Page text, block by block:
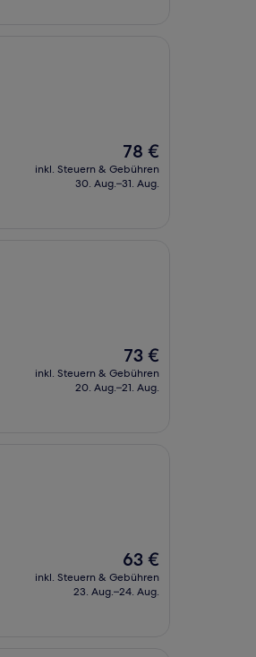
Der
Preis
beträgt
78 €
inkl. Steuern & Gebühren
30. Aug.–31. Aug.
Der
Preis
beträgt
73 €
inkl. Steuern & Gebühren
20. Aug.–21. Aug.
Der
Preis
beträgt
63 €
inkl. Steuern & Gebühren
23. Aug.–24. Aug.